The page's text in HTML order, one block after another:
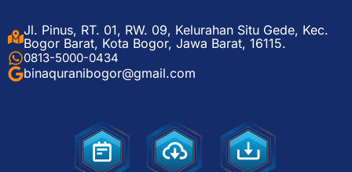
Jl. Pinus, RT. 01, RW. 09, Kelurahan Situ Gede, Kec.
Bogor Barat, Kota Bogor, Jawa Barat, 16115.
0813-5000-0434
binaquranibogor@gmail.com